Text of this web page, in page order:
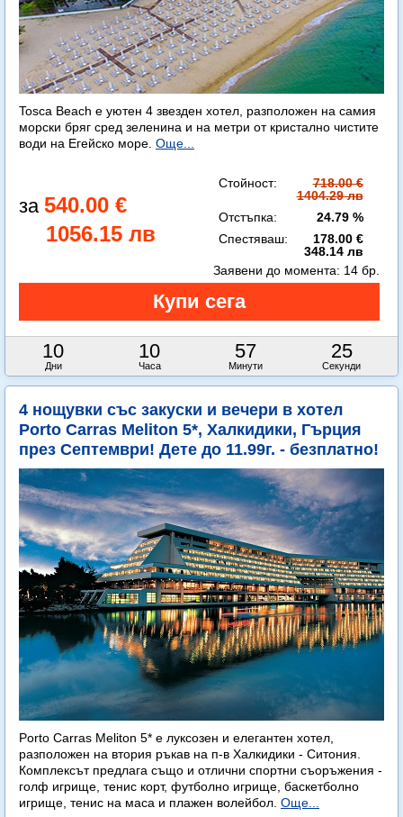
Tosca Beach е уютен 4 звезден хотел, разположен на самия
морски бряг сред зеленина и на метри от кристално чистите
води на Егейско море. Още...
540.00 €
1056.15 лв
Стойност:
718.00 €
1404.29 лв
Отстъпка:
24.79 %
Спестяваш:
178.00 €
348.14 лв
10
Дни
10
Часа
57
Минути
23
Секунди
Заявени до момента: 14 бр.
4 нощувки със закуски и вечери в хотел
Porto Carras Meliton 5*, Халкидики, Гърция
през Септември! Дете до 11.99г. - безплатно!
Porto Carras Meliton 5* е луксозен и елегантен хотел,
разположен на втория ръкав на п-в Халкидики - Ситония.
Комплексът предлага също и отлични спортни съоръжения -
голф игрище, тенис корт, футболно игрище, баскетболно
игрище, тенис на маса и плажен волейбол. Още...